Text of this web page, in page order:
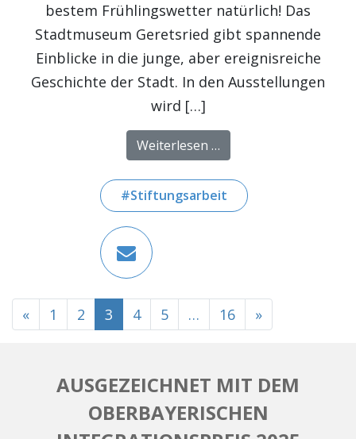
bestem Frühlingswetter natürlich! Das
Stadtmuseum Geretsried gibt spannende
Einblicke in die junge, aber ereignisreiche
Geschichte der Stadt. In den Ausstellungen
wird […]
Weiterlesen …from Führung im
Stiftungsarbeit
BEITRAGSNAVIGATION
« 1 2 3 4 5 … 16 »
AUSGEZEICHNET MIT DEM
OBERBAYERISCHEN